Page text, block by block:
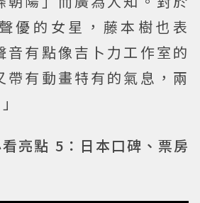
優的女星，藤本樹也表
音有點像吉卜力工作室的
帶有動畫特有的氣息，兩
看亮點 5：日本口碑、票房